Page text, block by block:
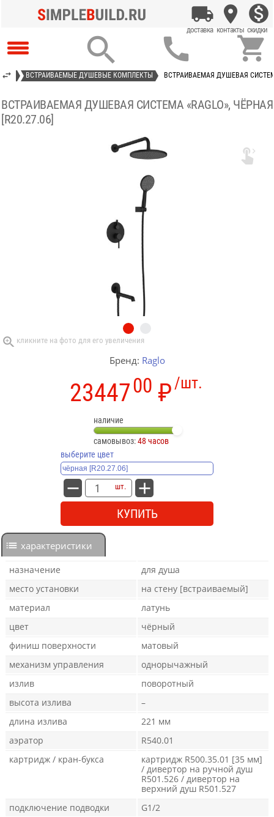
  
ВСТРАИВАЕМЫЕ ДУШЕВЫЕ КОМПЛЕКТЫ ВСТРАИВАЕМАЯ ДУШЕВАЯ
ВСТРАИВАЕМАЯ ДУШЕВАЯ СИСТЕМА «RAGLO», ЧЁРНАЯ
[R20.27.06]

Бренд: Raglo
/шт.
2344700 ₽
наличие
самовывоз:48 часов
выберите цвет
шт.
КУПИТЬ
характеристики
назначение
для душа
место установки
на стену [встраиваемый]
материал
латунь
цвет
чёрный
финиш поверхности
матовый
механизм управления
однорычажный
излив
поворотный
высота излива
–
длина излива
221 мм
аэратор
R540.01
картридж / кран-букса
картридж R500.35.01 [35 мм]
/ дивертор на ручной душ
R501.526 / дивертор на
верхний душ R501.527
подключение подводки
G1/2